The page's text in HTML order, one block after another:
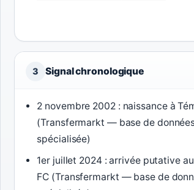
3 Signal chronologique
2 novembre 2002 : naissance à
(Transfermarkt — base de
spécialisée)
1er juillet 2024 : arrivée putative
FC (Transfermarkt — base de